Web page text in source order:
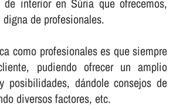
interior en Súria que ofrecemos,
de profesionales.
como profesionales es que siempre
pudiendo ofrecer un amplio
posibilidades, dándole consejos de
diversos factores, etc.